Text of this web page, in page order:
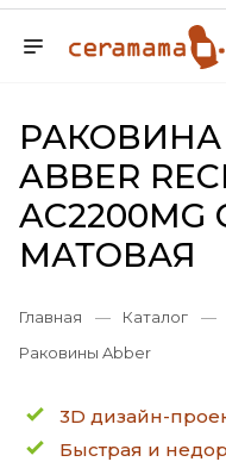
ABBER
AC2200MG
МАТОВАЯ
Главная — Каталог —
Раковины Abber
3D дизайн-
Быстрая и